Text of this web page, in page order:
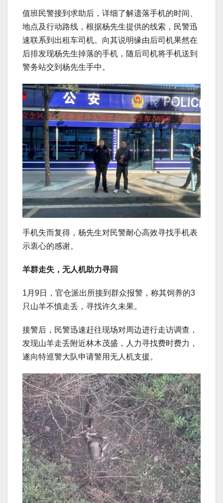
值班民警接到求助后，详细了解遗落手机的时间、
地点及行动路线，根据杨先生提供的线索，民警迅
速联系到出租车司机。向其说明缘由后司机果然在
后排发现杨先生掉落的手机，随后司机将手机送到
警务站交到杨先生手中。
手机失而复得，杨先生对民警耐心高效寻找手机表
示衷心的感谢。
羊群走失，无人机助力寻回
1月9日，官仓派出所接到群众报警，称其饲养的3
只山羊不慎走丢，寻找许久未果。
接警后，民警迅速赶往现场对周边进行走访调查，
发现山羊走丢附近林木茂盛，人力寻找费时费力，
遂向特巡警大队申请警用无人机支援。